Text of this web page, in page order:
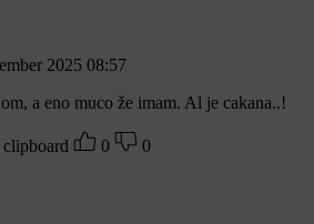
2025 08:57
a eno muco že imam. Al je cakana..!
0 0